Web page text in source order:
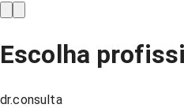
Escolha
dr.consulta